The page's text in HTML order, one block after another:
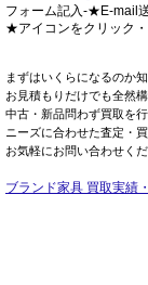
フォーム記入-★E-mail
★アイコンをクリック
まずはいくらになるのか
お見積もりだけでも全然構
中古・新品問わず買取を行
ニーズに合わせた査定・
お気軽にお問い合わせくだ
ブランド家具 買取実績